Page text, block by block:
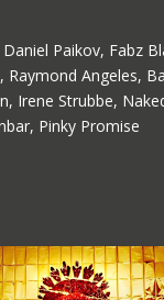
Paikov, Fabz
Raymond Angeles,
Irene Strubbe,
Pinky Promise